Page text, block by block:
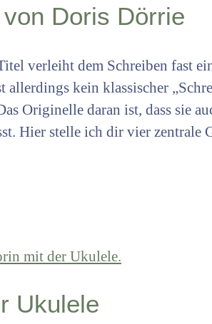
Doris Dörrie
Titel verleiht dem Schreiben fast
kein klassischer
Originelle daran ist, dass sie
Hier stelle ich dir vier zentrale
Ukulele